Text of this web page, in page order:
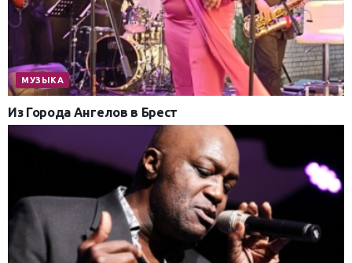
МУЗЫКА
Из Города Ангелов в Брест